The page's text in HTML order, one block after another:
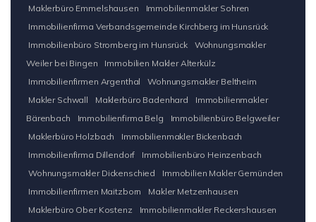
Maklerbüro Emmelshausen
Immobilienmakler Sohren
Immobilienfirma Verbandsgemeinde Kirchberg im Hunsrück
Immobilienbüro Stromberg im Hunsrück
Wohnungsmakler
Weiler bei Bingen
Immobilien Makler Alterkülz
Immobilienfirmen Argenthal
Wohnungsmakler Beltheim
Makler Schwall
Maklerbüro Badenhard
Immobilienmakler
Bärenbach
Immobilienfirma Belg
Immobilienbüro Belgweiler
Maklerbüro Holzbach
Immobilienmakler Bickenbach
Immobilienfirma Dillendorf
Immobilienbüro Heinzenbach
Wohnungsmakler Dickenschied
Immobilien Makler Gemünden
Immobilienfirmen Maitzborn
Makler Metzenhausen
Maklerbüro Ober Kostenz
Immobilienmakler Reckershausen